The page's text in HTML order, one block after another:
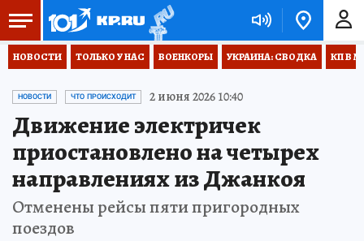
НОВОСТИ ТОЛЬКО У НАС ВОЕНКОРЫ УКРАИНА: СВОДКА КП В
НОВОСТИ ЧТО ПРОИСХОДИТ 2 июня 2026 10:40
Движение электричек
приостановлено на четырех
направлениях из Джанкоя
Отменены рейсы пяти пригородных
поездов